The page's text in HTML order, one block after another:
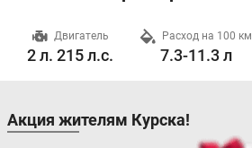
Двигатель
2 л. 215 л.с.
Расход на 100 км
7.3-11.3 л
Акция жителям Курска!